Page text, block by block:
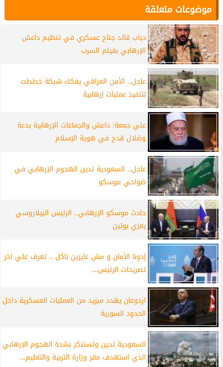
موضوعات متعلقة
دياب قائد جناح عسكري في تنظيم داعش
الإرهابي بفيلم السرب
عاجل.. الأمن العراقي يفكك شبكة خططت
لتنفيذ عمليات إرهابية
علي جمعة: داعش والجماعات الإرهابية بدعة
وضلال قدح في هوية الإسلام
عاجل.. السعودية تدين الهجوم الإرهابي في
ضواحي موسكو
حادث موسكو الإرهابي.. الرئيس البيلاروسي
يعزي بوتين
إدونا الأمان و مش عايزين ناكل .. تعرف علي اخر
تصريحات الرئيس...
اردوغان يهدد مبزيد من العمليات العسكرية داخل
الحدود السورية
السعودية تدين وتستنكر بشدة الهجوم الإرهابي
الذي استهدف مقر وزارة التربية والتعليم...